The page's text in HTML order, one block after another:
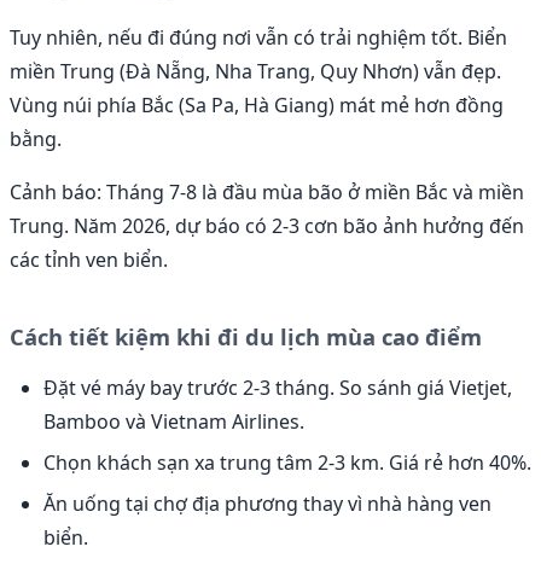
Tuy nhiên, nếu đi đúng nơi vẫn có trải nghiệm tốt. Biển
miền Trung (Đà Nẵng, Nha Trang, Quy Nhơn) vẫn đẹp.
Vùng núi phía Bắc (Sa Pa, Hà Giang) mát mẻ hơn đồng
bằng.
Cảnh báo: Tháng 7-8 là đầu mùa bão ở miền Bắc và miền
Trung. Năm 2026, dự báo có 2-3 cơn bão ảnh hưởng đến
các tỉnh ven biển.
Cách tiết kiệm khi đi du lịch mùa cao điểm
Đặt vé máy bay trước 2-3 tháng. So sánh giá Vietjet,
Bamboo và Vietnam Airlines.
Chọn khách sạn xa trung tâm 2-3 km. Giá rẻ hơn 40%.
Ăn uống tại chợ địa phương thay vì nhà hàng ven
biển.